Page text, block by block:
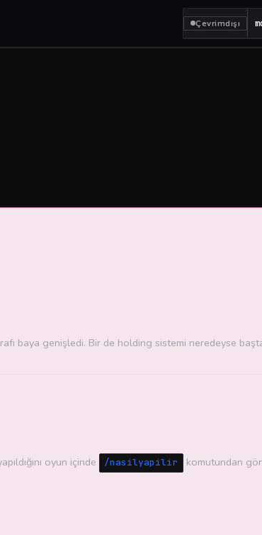
Çevrimdışı
baya genişledi. Bir de holding sistemi neredeyse
oyun içinde /nasilyapilir komutundan